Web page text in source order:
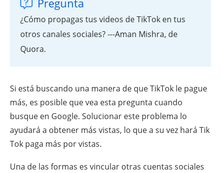
Pregunta
¿Cómo propagas tus videos de TikTok en tus
otros canales sociales? ---Aman Mishra, de
Quora.
Si está buscando una manera de que TikTok le pague
más, es posible que vea esta pregunta cuando
busque en Google. Solucionar este problema lo
ayudará a obtener más vistas, lo que a su vez hará Tik
Tok paga más por vistas.
Una de las formas es vincular otras cuentas sociales